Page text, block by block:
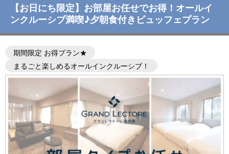
【お日にち限定】お部屋お任せでお得！オールイ
ンクルーシブ満喫♪夕朝食付きビュッフェプラン
期間限定 お得プラン★
まるごと楽しめるオールインクルーシブ！